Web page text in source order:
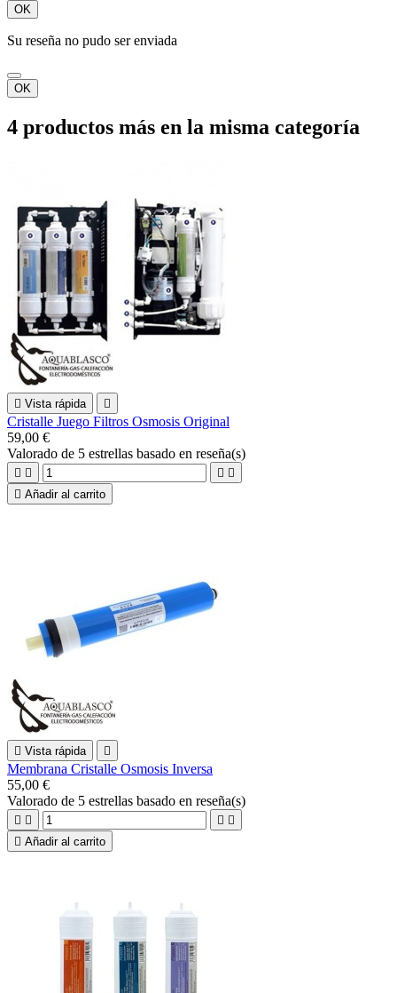
OK
Su reseña no pudo ser enviada
OK
4 productos más en la misma categoría
 Vista rápida 
Cristalle Juego Filtros Osmosis Original
59,00 €
Valorado de 5 estrellas basado en reseña(s)
   
 Añadir al carrito
 Vista rápida 
Membrana Cristalle Osmosis Inversa
55,00 €
Valorado de 5 estrellas basado en reseña(s)
   
 Añadir al carrito